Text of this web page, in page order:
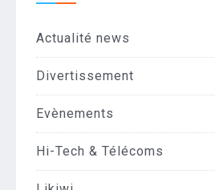
Actualité news
Divertissement
Evènements
Hi-Tech & Télécoms